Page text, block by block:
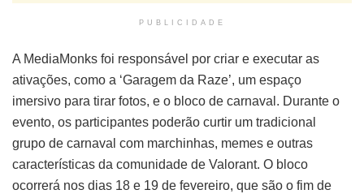
PUBLICIDADE
A MediaMonks foi responsável por criar e executar as
ativações, como a ‘Garagem da Raze’, um espaço
imersivo para tirar fotos, e o bloco de carnaval. Durante o
evento, os participantes poderão curtir um tradicional
grupo de carnaval com marchinhas, memes e outras
características da comunidade de Valorant. O bloco
ocorrerá nos dias 18 e 19 de fevereiro, que são o fim de